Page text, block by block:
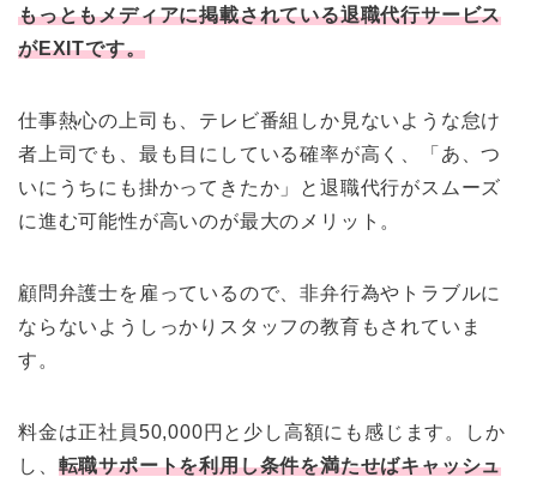
もっともメディアに掲載されている退職代行サービス
がEXITです。
仕事熱心の上司も、テレビ番組しか見ないような怠け
者上司でも、最も目にしている確率が高く、「あ、つ
いにうちにも掛かってきたか」と退職代行がスムーズ
に進む可能性が高いのが最大のメリット。
顧問弁護士を雇っているので、非弁行為やトラブルに
ならないようしっかりスタッフの教育もされていま
す。
料金は正社員50,000円と少し高額にも感じます。しか
し、 転職サポートを利用し条件を満たせばキャッシュ